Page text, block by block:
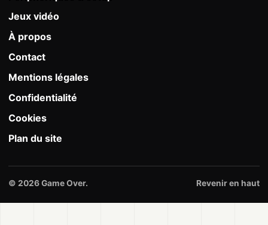
Jeux vidéo
À propos
Contact
Mentions légales
Confidentialité
Cookies
Plan du site
© 2026 Game Over. Revenir en haut